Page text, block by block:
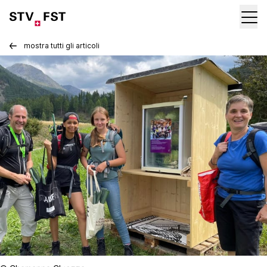
mostra tutti gli articoli